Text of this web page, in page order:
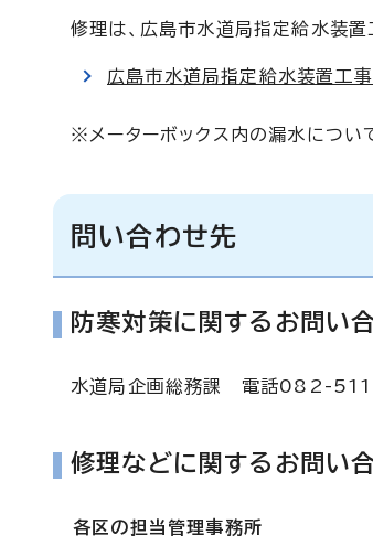
修理は、広島市水道局指定給水装置
広島市水道局指定給水装置工
※メーターボックス内の漏水につい
問い合わせ先
防寒対策に関するお問い
水道局企画総務課 電話082-
修理などに関するお問い
各区の担当管理事務所